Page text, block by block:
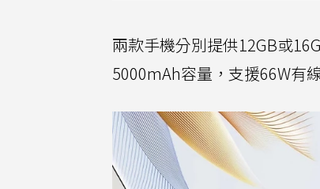
兩款手機分別提供12GB或
5000mAh容量，支援66W有